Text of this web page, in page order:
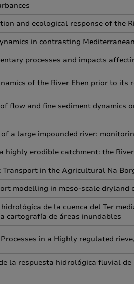
and ecological response of the
in contrasting
processes and impacts
of the River Ehen prior to its
flow and fine sediment dynamics
a large impounded river:
highly erodible catchment: the
in the Agricultural Na
modelling in meso-scale dryland
de la cuenca del Ter
cartografía de áreas inundables
in a Highly regulated
la respuesta hidrológica fluvial